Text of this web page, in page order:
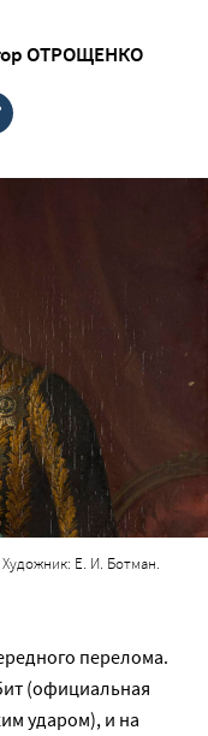
ОТРОЩЕНКО
Е. И. Ботман.
перелома.
(официальная
ударом), и на